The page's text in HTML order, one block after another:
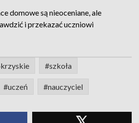
domowe są nieoceniane, ale
i przekazać uczniowi
#szkoła
#uczeń #nauczyciel